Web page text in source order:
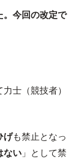
。今回の改定で
士（競技者）
げも禁止となっ
ない」として禁